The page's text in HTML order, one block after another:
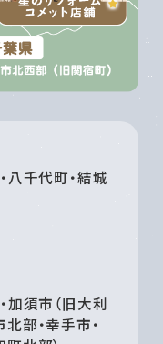
八千代町・結城
加須市（旧大利
部・幸手市・